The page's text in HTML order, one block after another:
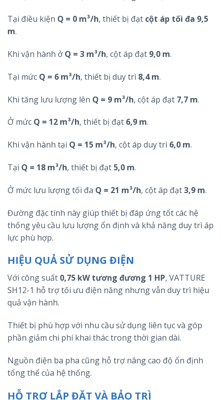
Tại điều kiện Q = 0 m³/h, thiết bị đạt cột áp tối đa 9,5
m.
Khi vận hành ở Q = 3 m³/h, cột áp đạt 9,0 m.
Tại mức Q = 6 m³/h, thiết bị duy trì 8,4 m.
Khi tăng lưu lượng lên Q = 9 m³/h, cột áp đạt 7,7 m.
Ở mức Q = 12 m³/h, thiết bị đạt 6,9 m.
Khi vận hành tại Q = 15 m³/h, cột áp duy trì 6,0 m.
Tại Q = 18 m³/h, thiết bị đạt 5,0 m.
Ở mức lưu lượng tối đa Q = 21 m³/h, cột áp đạt3,9 m.
Đường đặc tính này giúp thiết bị đáp ứng tốt các hệ
thống yêu cầu lưu lượng ổn định và khả năng duy trì áp
lực phù hợp.
HIỆU QUẢ SỬ DỤNG ĐIỆN
Với công suất 0,75 kW tương đương 1 HP, VATTURE
SH12-1 hỗ trợ tối ưu điện năng nhưng vẫn duy trì hiệu
quả vận hành.
Thiết bị phù hợp với nhu cầu sử dụng liên tục và góp
phần giảm chi phí khai thác trong thời gian dài.
Nguồn điện ba pha cũng hỗ trợ nâng cao độ ổn định
tổng thể của hệ thống.
HỖ TRỢ LẮP ĐẶT VÀ BẢO TRÌ